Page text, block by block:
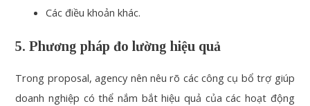
Các điều khoản khác.
5. Phương pháp đo lường hiệu quả
Trong proposal, agency nên nêu rõ các công cụ bổ trợ giúp
doanh nghiệp có thể nắm bắt hiệu quả của các hoạt động